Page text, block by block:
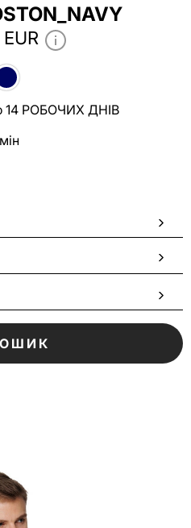
14 РОБОЧИХ ДНІВ